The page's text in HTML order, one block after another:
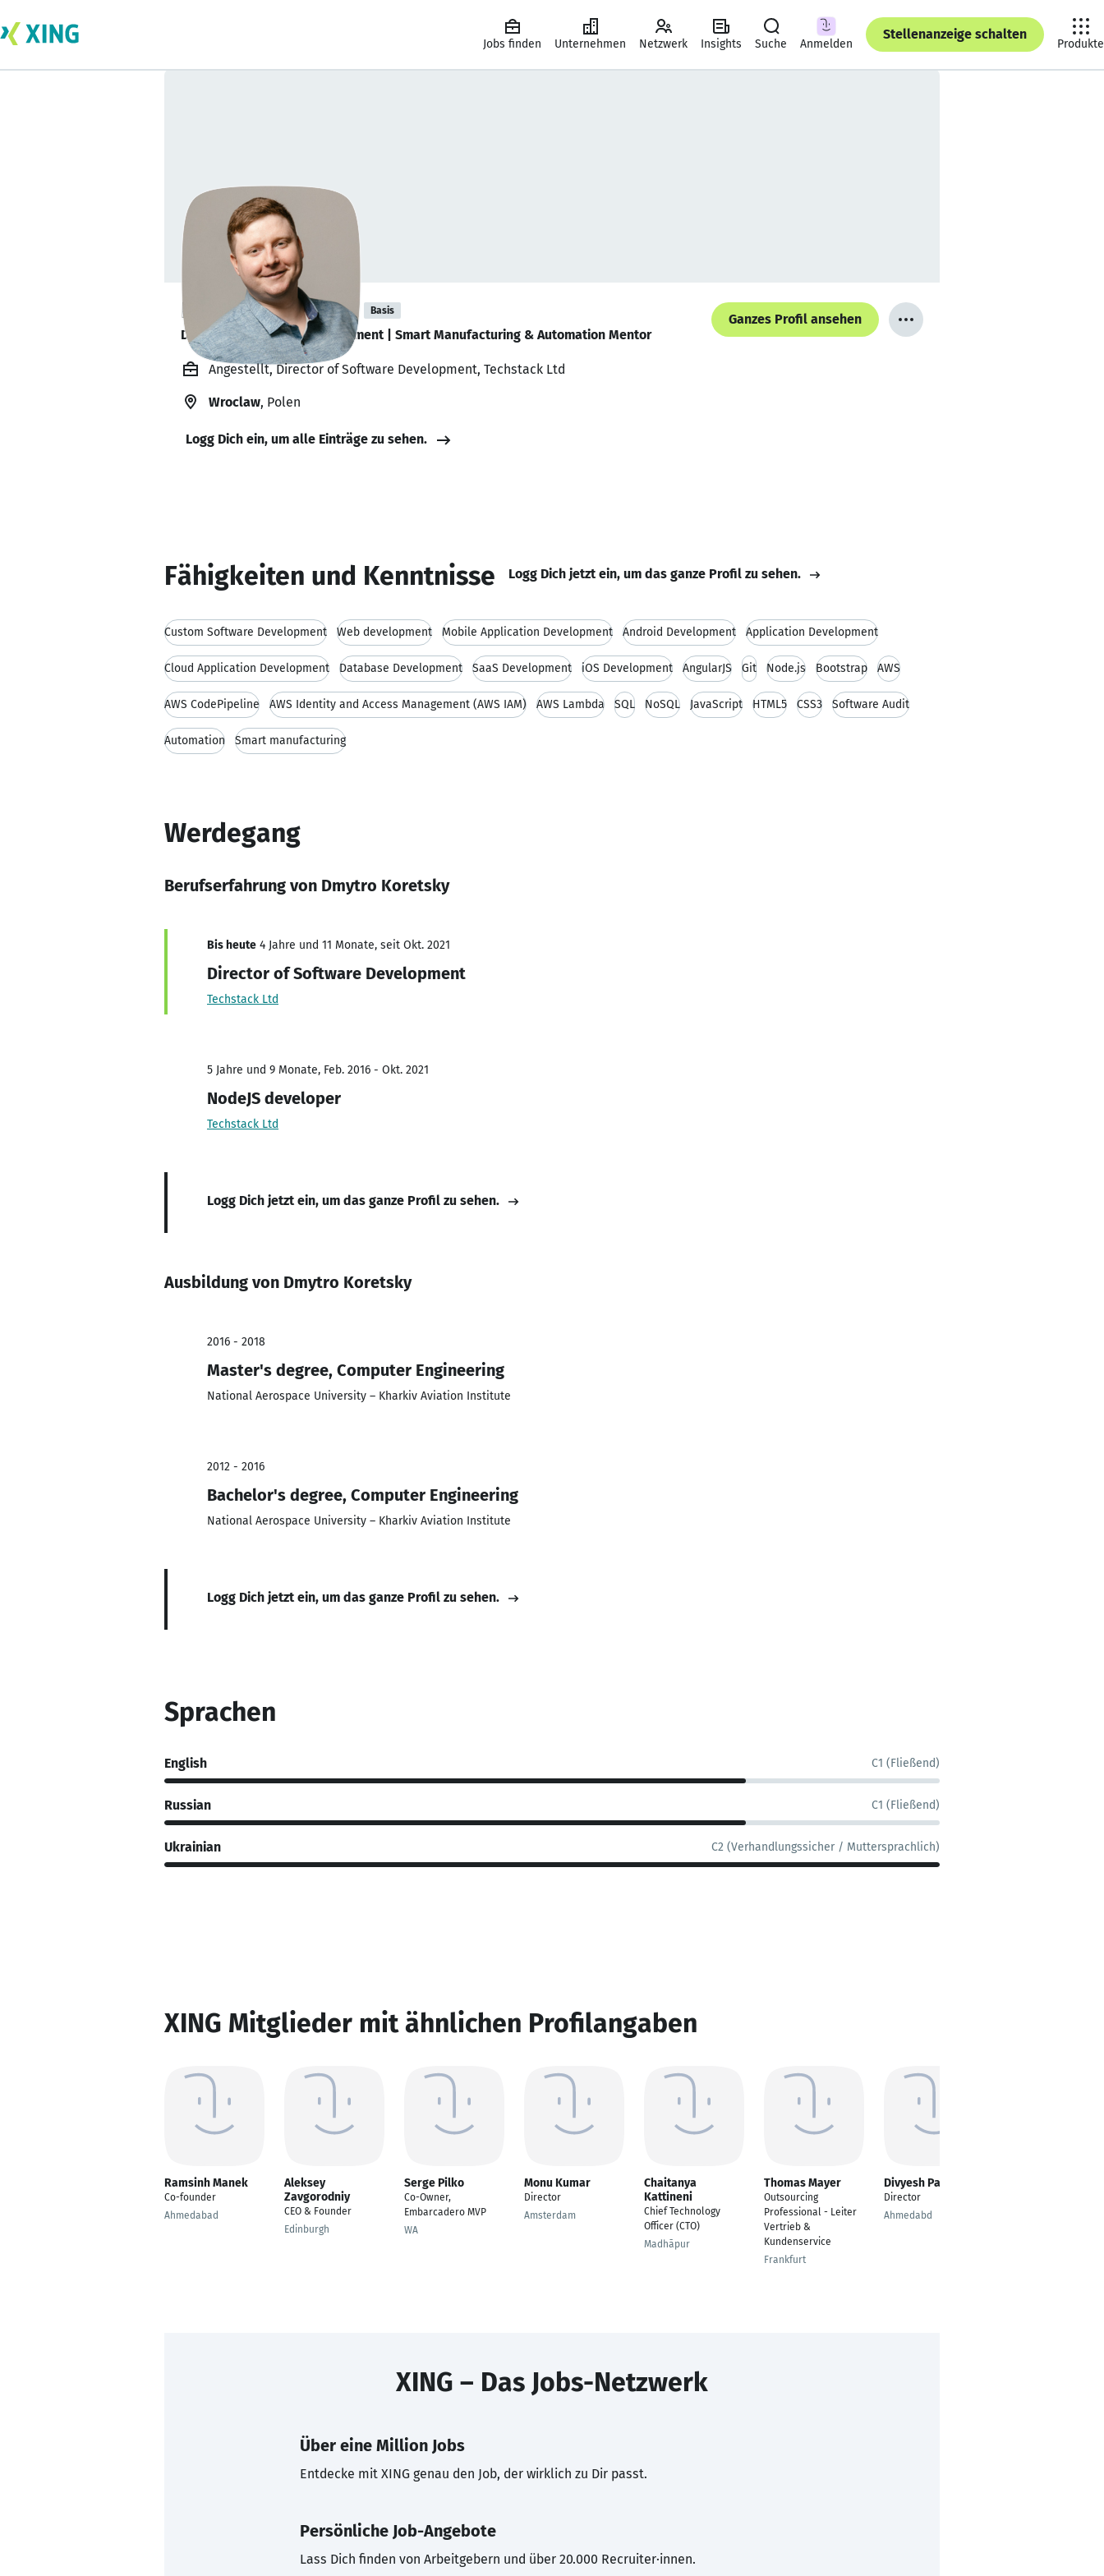
Jobs finden Unternehmen Netzwerk Insights Suche Anmelden
Stellenanzeige schalten
Produkte
Dmytro Koretsky Basis
Director of Software Development | Smart Manufacturing & Automation Mentor
Ganzes Profil ansehen
Angestellt, Director of Software Development, Techstack Ltd
Wroclaw, Polen
Logg Dich ein, um alle Einträge zu sehen.
Fähigkeiten und Kenntnisse Logg Dich jetzt ein, um das ganze Profil zu sehen.
Custom Software Development Web development Mobile Application Development Android Development Application Development
Cloud Application Development Database Development SaaS Development iOS Development AngularJS Git Node.js Bootstrap AWS
AWS CodePipeline AWS Identity and Access Management (AWS IAM) AWS Lambda SQL NoSQL JavaScript HTML5 CSS3 Software Audit
Automation Smart manufacturing
Werdegang
Berufserfahrung von Dmytro Koretsky
Bis heute 4 Jahre und 11 Monate, seit Okt. 2021
Director of Software Development
Techstack Ltd
5 Jahre und 9 Monate, Feb. 2016 - Okt. 2021
NodeJS developer
Techstack Ltd
Logg Dich jetzt ein, um das ganze Profil zu sehen.
Ausbildung von Dmytro Koretsky
2016 - 2018
Master's degree, Computer Engineering
National Aerospace University – Kharkiv Aviation Institute
2012 - 2016
Bachelor's degree, Computer Engineering
National Aerospace University – Kharkiv Aviation Institute
Logg Dich jetzt ein, um das ganze Profil zu sehen.
Sprachen
English C1 (Fließend)
Russian C1 (Fließend)
Ukrainian C2 (Verhandlungssicher / Muttersprachlich)
XING Mitglieder mit ähnlichen Profilangaben
Ramsinh Manek
Co-founder
Ahmedabad
Aleksey
Zavgorodniy
CEO & Founder
Edinburgh
Serge Pilko
Co-Owner,
Embarcadero MVP
WA
Monu Kumar
Director
Amsterdam
Chaitanya
Kattineni
Chief Technology
Officer (CTO)
Madhāpur
Thomas Mayer
Outsourcing
Professional - Leiter
Vertrieb &
Kundenservice
Frankfurt
Divyesh Patel
Director
Ahmedabd
XING – Das Jobs-Netzwerk
Über eine Million Jobs
Entdecke mit XING genau den Job, der wirklich zu Dir passt.
Persönliche Job-Angebote
Lass Dich finden von Arbeitgebern und über 20.000 Recruiter·innen.